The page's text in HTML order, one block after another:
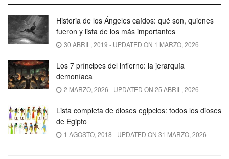
Historia de los Ángeles caídos: qué son, quienes
fueron y lista de los más importantes
30 ABRIL, 2019 - UPDATED ON 1 MARZO, 2026
Los 7 príncipes del infierno: la jerarquía
demoníaca
2 MARZO, 2026 - UPDATED ON 25 ABRIL, 2026
Lista completa de dioses egipcios: todos los dioses
de Egipto
1 AGOSTO, 2018 - UPDATED ON 31 MARZO, 2026